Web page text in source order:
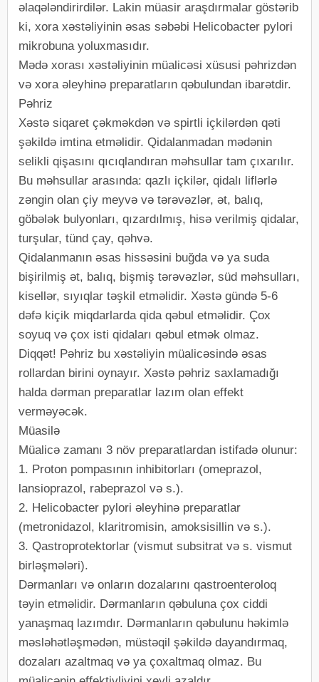
əlaqələndirirdilər. Lakin müasir araşdırmalar göstərib
ki, xora xəstəliyinin əsas səbəbi Helicobacter pylori
mikrobuna yoluxmasıdır.
Mədə xorası xəstəliyinin müalicəsi xüsusi pəhrizdən
və xora əleyhinə preparatların qəbulundan ibarətdir.
Pəhriz
Xəstə siqaret çəkməkdən və spirtli içkilərdən qəti
şəkildə imtina etməlidir. Qidalanmadan mədənin
selikli qişasını qıcıqlandıran məhsullar tam çıxarılır.
Bu məhsullar arasında: qazlı içkilər, qidalı liflərlə
zəngin olan çiy meyvə və tərəvəzlər, ət, balıq,
göbələk bulyonları, qızardılmış, hisə verilmiş qidalar,
turşular, tünd çay, qəhvə.
Qidalanmanın əsas hissəsini buğda və ya suda
bişirilmiş ət, balıq, bişmiş tərəvəzlər, süd məhsulları,
kisellər, sıyıqlar təşkil etməlidir. Xəstə gündə 5-6
dəfə kiçik miqdarlarda qida qəbul etməlidir. Çox
soyuq və çox isti qidaları qəbul etmək olmaz.
Diqqət! Pəhriz bu xəstəliyin müalicəsində əsas
rollardan birini oynayır. Xəstə pəhriz saxlamadığı
halda dərman preparatlar lazım olan effekt
verməyəcək.
Müasilə
Müalicə zamanı 3 növ preparatlardan istifadə olunur:
1. Proton pompasının inhibitorları (omeprazol,
lansioprazol, rabeprazol və s.).
2. Helicobacter pylori əleyhinə preparatlar
(metronidazol, klaritromisin, amoksisillin və s.).
3. Qastroprotektorlar (vismut subsitrat və s. vismut
birləşmələri).
Dərmanları və onların dozalarını qastroenteroloq
təyin etməlidir. Dərmanların qəbuluna çox ciddi
yanaşmaq lazımdır. Dərmanların qəbulunu həkimlə
məsləhətləşmədən, müstəqil şəkildə dayandırmaq,
dozaları azaltmaq və ya çoxaltmaq olmaz. Bu